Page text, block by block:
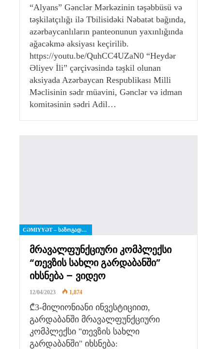
“Alyans” Gənclər Mərkəzinin təşəbbüsü və
təşkilatçılığı ilə Tbilisidəki Nəbatət bağında,
azərbaycanlıların panteonunun yaxınlığında
ağacəkmə aksiyası keçirilib.
https://youtu.be/QuhCC4UZaN0 “Heydər
Əliyev İli” çərçivəsində təşkil olunan
aksiyada Azərbaycan Respublikası Milli
Məclisinin sədr müavini, Gənclər və idman
komitəsinin sədri Adil…
CƏMIYYƏT – ᲡᲐᲖᲝᲒᲐᲓᲝᲔᲑᲐ
Მრავალფუნქციური Კომპლექსი
“თევზის Სახლი Გარდაბანში”
Იხსნება – Ვიდეო
12/04/2023 1,874
₾3-მილიონიანი ინვესტიციით,
გარდაბანში მრავალფუნქციური
კომპლექსი "თევზის სახლი
გარდაბანში" იხსნება: